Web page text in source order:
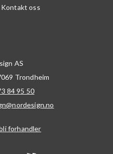
Kontakt oss
AS
Trondheim
84 95 50
forhandler